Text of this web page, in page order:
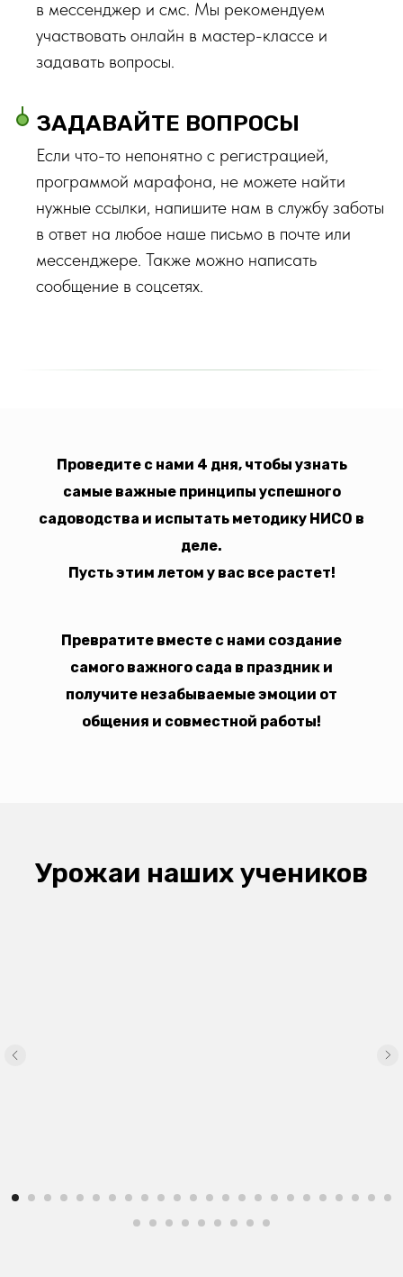
в мессенджер и смс. Мы рекомендуем
участвовать онлайн в мастер-классе и
задавать вопросы.
ЗАДАВАЙТЕ ВОПРОСЫ
Если что-то непонятно с регистрацией,
программой марафона, не можете найти
нужные ссылки, напишите нам в службу заботы
в ответ на любое наше письмо в почте или
мессенджере. Также можно написать
сообщение в соцсетях.
Проведите с нами 4 дня, чтобы узнать
самые важные принципы успешного
садоводства и испытать методику НИСО в
деле.
Пусть этим летом у вас все растет!
Превратите вместе с нами создание
самого важного сада в праздник и
получите незабываемые эмоции от
общения и совместной работы!
Урожаи наших учеников